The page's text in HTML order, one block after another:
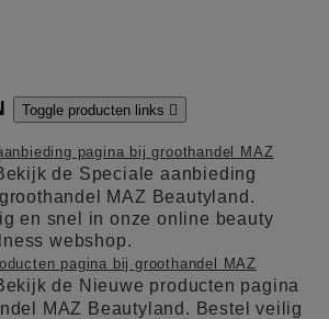
Toggle producten links 
pagina bij groothandel MAZ
de Speciale aanbieding
MAZ Beautyland.
en snel in onze online beauty
webshop.
pagina bij groothandel MAZ
de Nieuwe producten pagina
MAZ Beautyland. Bestel veilig